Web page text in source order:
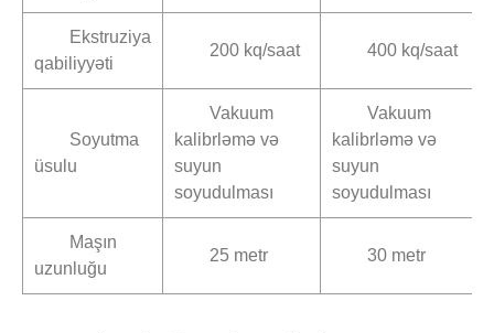
Ekstruziya
qabiliyyəti
200 kq/saat 400 kq/saat
Soyutma
üsulu
Vakuum
kalibrləmə və
suyun
soyudulması
Vakuum
kalibrləmə və
suyun
soyudulması
Maşın
uzunluğu
25 metr 30 metr